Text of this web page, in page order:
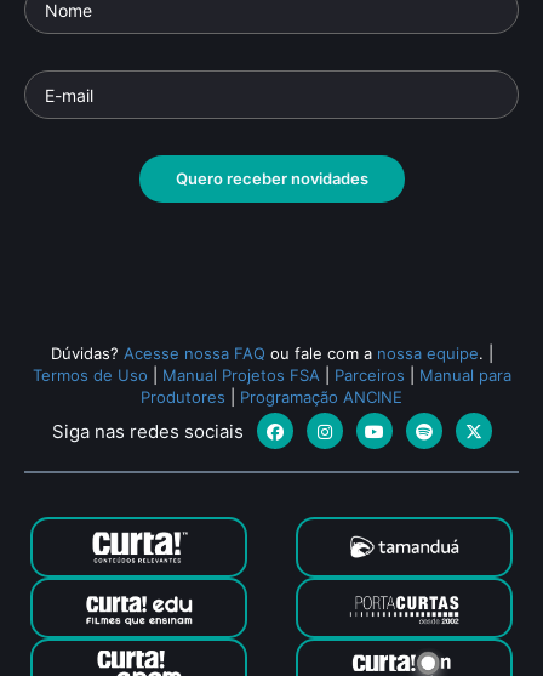
Quero receber novidades
Dúvidas? Acesse nossa FAQ ou fale com a nossa equipe.
Termos de Uso
Manual Projetos FSA Parceiros
Manual para
Produtores
Programação ANCINE
Siga nas redes sociais